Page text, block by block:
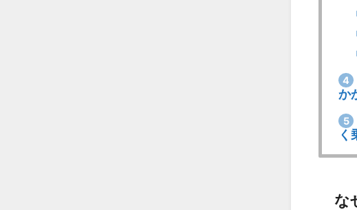
4
か
5
く
な